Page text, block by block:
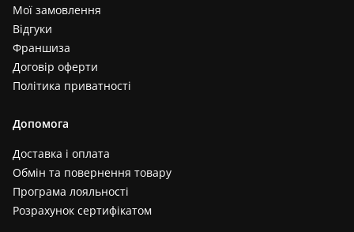
Мої замовлення
Відгуки
Франшиза
Договір оферти
Політика приватності
Допомога
Доставка і оплата
Обмін та повернення товару
Програма лояльності
Розрахунок сертифікатом